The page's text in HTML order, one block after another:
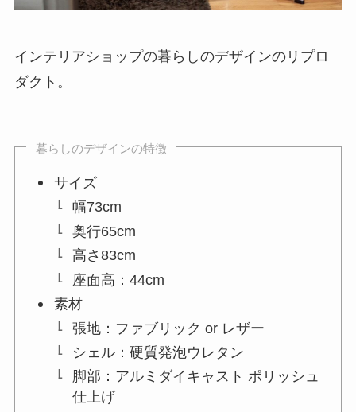
インテリアショップの暮らしのデザインのリプロ
ダクト。
暮らしのデザインの特徴
サイズ
幅73cm
奥行65cm
高さ83cm
座面高：44cm
素材
張地：ファブリック or レザー
シェル：硬質発泡ウレタン
脚部：アルミダイキャスト ポリッシュ
仕上げ